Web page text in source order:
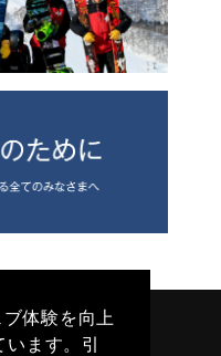
体験を向上
ます。引